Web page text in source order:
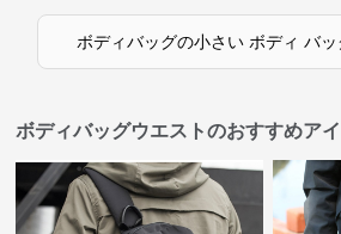
ボディバッグの小さい ボディ バ
ボディバッグウエストのおすすめア